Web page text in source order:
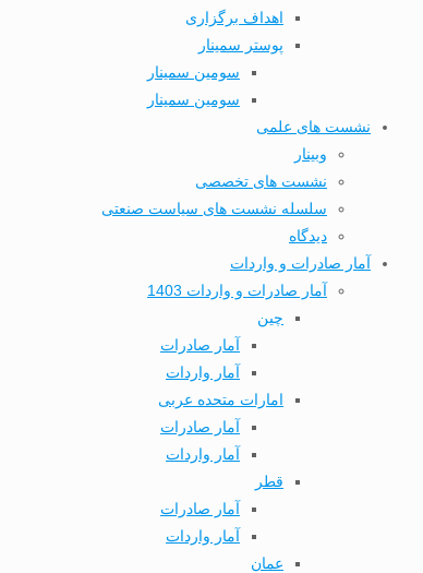
اهداف برگزاری
پوستر سمینار
سومین سمینار
سومین سمینار
نشست های علمی
وبینار
نشست های تخصصی
سلسله نشست های سیاست صنعتی
دیدگاه
آمار صادرات و واردات
آمار صادرات و واردات 1403
چین
آمار صادرات
آمار واردات
امارات متحده عربی
آمار صادرات
آمار واردات
قطر
آمار صادرات
آمار واردات
عمان